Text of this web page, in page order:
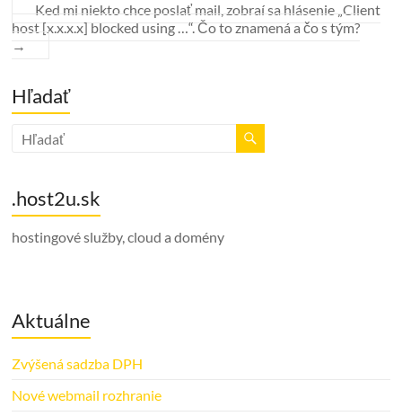
Ked mi niekto chce poslať mail, zobraí sa hlásenie „Client
host [x.x.x.x] blocked using …“. Čo to znamená a čo s tým?
→
Hľadať
.host2u.sk
hostingové služby, cloud a domény
Aktuálne
Zvýšená sadzba DPH
Nové webmail rozhranie